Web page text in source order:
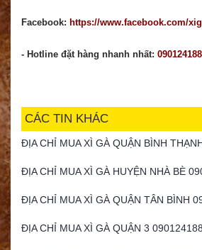
Facebook: https://www.facebook.com/
- Hotline đặt hàng nhanh nhất:
CÁC TIN KHÁC
ĐỊA CHỈ MUA XÌ GÀ QUẬN BÌNH
ĐỊA CHỈ MUA XÌ GÀ HUYỆN NHÀ BÈ
ĐỊA CHỈ MUA XÌ GÀ QUẬN TÂN BÌNH
ĐỊA CHỈ MUA XÌ GÀ QUẬN 3